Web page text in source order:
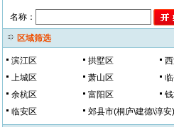
名称：
区域筛选
滨江区 拱墅区
上城区
萧山区
余杭区
富阳区
临安区
郊县市(桐庐\建德\淳安)